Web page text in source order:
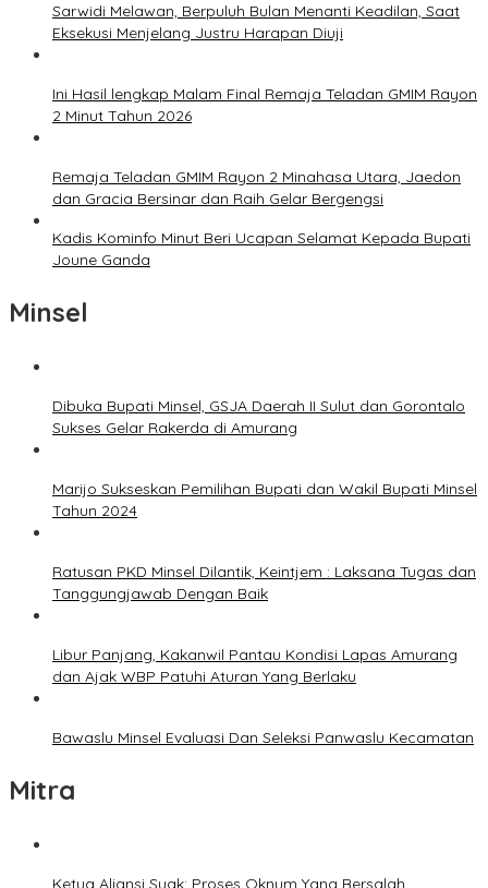
Sarwidi Melawan, Berpuluh Bulan Menanti Keadilan, Saat
Eksekusi Menjelang Justru Harapan Diuji
Ini Hasil lengkap Malam Final Remaja Teladan GMIM Rayon
2 Minut Tahun 2026
Remaja Teladan GMIM Rayon 2 Minahasa Utara, Jaedon
dan Gracia Bersinar dan Raih Gelar Bergengsi
Kadis Kominfo Minut Beri Ucapan Selamat Kepada Bupati
Joune Ganda
Minsel
Dibuka Bupati Minsel, GSJA Daerah II Sulut dan Gorontalo
Sukses Gelar Rakerda di Amurang
Marijo Sukseskan Pemilihan Bupati dan Wakil Bupati Minsel
Tahun 2024
Ratusan PKD Minsel Dilantik, Keintjem : Laksana Tugas dan
Tanggungjawab Dengan Baik
Libur Panjang, Kakanwil Pantau Kondisi Lapas Amurang
dan Ajak WBP Patuhi Aturan Yang Berlaku
Bawaslu Minsel Evaluasi Dan Seleksi Panwaslu Kecamatan
Mitra
Ketua Aliansi Suak: Proses Oknum Yang Bersalah